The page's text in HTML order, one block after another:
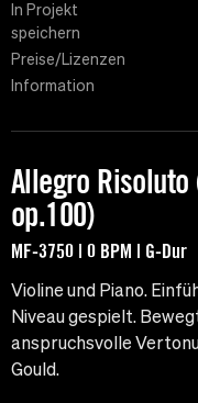
In Projekt
speichern
Preise/Lizenzen
Information
Allegro Risoluto
op.100)
MF-3750 | 0 BPM | G-Dur
Violine und Piano.
Niveau gespielt.
anspruchsvolle
Gould.